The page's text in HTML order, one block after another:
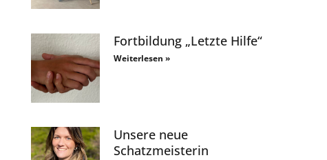
Fortbildung „Letzte Hilfe“
Weiterlesen »
Unsere neue
Schatzmeisterin